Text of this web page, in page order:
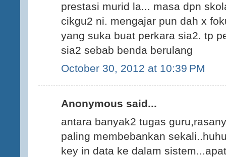
prestasi murid la... masa dpn
cikgu2 ni. mengajar pun dah x
yang suka buat perkara sia2. tp
sia2 sebab benda berulang
October 30, 2012 at 10:39 PM
Anonymous said...
antara banyak2 tugas
paling membebankan
key in data ke dalam